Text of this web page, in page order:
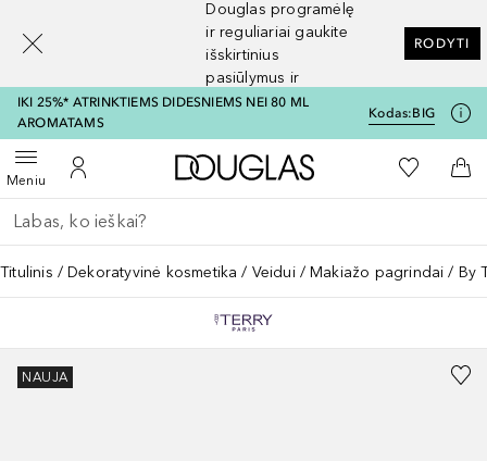
Douglas programėlę
ir reguliariai gaukite
išskirtinius
pasiūlymus ir
nuolaidas
RODYTI
IKI 25%* ATRINKTIEMS DIDESNIEMS NEI 80 ML
AROMATAMS
Kodas:BIG
MeniuAtidaryti meniuĮ mano paskyrą
Į Douglas pagrindinį
Į mano
Į
Grįžk atgal
Vykdykite paiešką
Titulinis Dekoratyvinė kosmetika Veidui Makiažo pagrindai By
NAUJA
[navigation.slideout.screenreader]